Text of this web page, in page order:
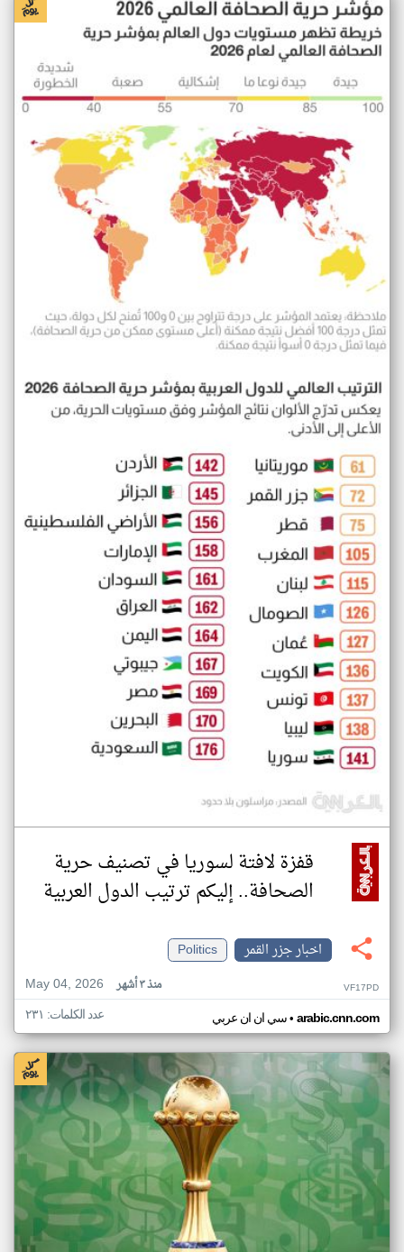
قفزة لافتة لسوريا في تصنيف حرية
الصحافة.. إليكم ترتيب الدول العربية
اخبار جزر القمر
Politics
May 04, 2026
منذ ٣ أشهر VF17PD
سي ان ان عربي• arabic.cnn.com عدد الكلمات: ٢٣١